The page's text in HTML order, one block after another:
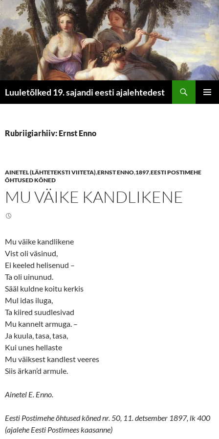
Luuletõlked 19. sajandi eesti ajalehtedest
Rubriigiarhiiv: Ernst Enno
AINETEL (LÄHTETEKSTI VIITETA),ERNST ENNO,1897,EESTI POSTIMEHE
ÕHTUSED KÕNED
MU VÄIKE KANDLIKENE
Mu väike kandlikene
Vist oli väsinud,
Ei keeled helisenud –
Ta oli uinunud.
Sääl kuldne koitu kerkis
Mul idas iluga,
Ta kiired suudlesivad
Mu kannelt armuga. –
Ja kuula, tasa, tasa,
Kui unes hellaste
Mu väiksest kandlest veeres
Siis ärkan’d armule.
Ainetel E. Enno.
Eesti Postimehe õhtused kõned nr. 50, 11. detsember 1897, lk 400
(ajalehe Eesti Postimees kaasanne)